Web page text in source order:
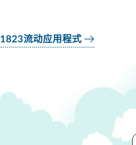
1823流动应用程式